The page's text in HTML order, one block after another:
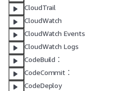
CloudTrail
CloudWatch
CloudWatch Events
CloudWatch Logs
CodeBuild：
CodeCommit：
CodeDeploy